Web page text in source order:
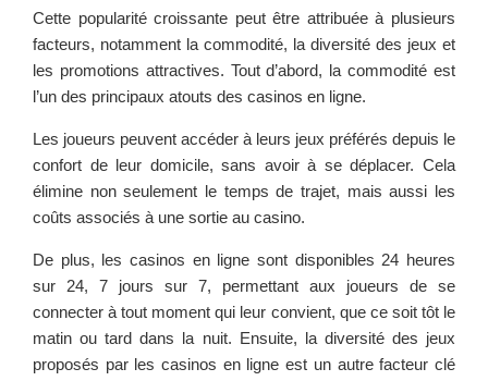
Cette popularité croissante peut être attribuée à plusieurs
facteurs, notamment la commodité, la diversité des jeux et
les promotions attractives. Tout d’abord, la commodité est
l’un des principaux atouts des casinos en ligne.
Les joueurs peuvent accéder à leurs jeux préférés depuis le
confort de leur domicile, sans avoir à se déplacer. Cela
élimine non seulement le temps de trajet, mais aussi les
coûts associés à une sortie au casino.
De plus, les casinos en ligne sont disponibles 24 heures
sur 24, 7 jours sur 7, permettant aux joueurs de se
connecter à tout moment qui leur convient, que ce soit tôt le
matin ou tard dans la nuit. Ensuite, la diversité des jeux
proposés par les casinos en ligne est un autre facteur clé